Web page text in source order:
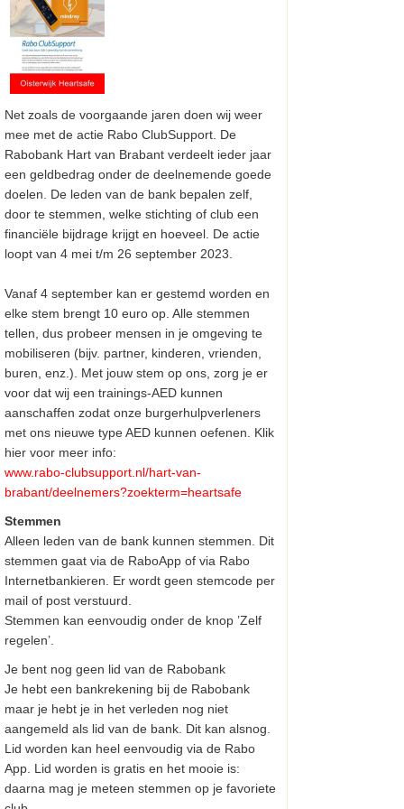
Net zoals de voorgaande jaren doen wij weer
mee met de actie Rabo ClubSupport. De
Rabobank Hart van Brabant verdeelt ieder jaar
een geldbedrag onder de deelnemende goede
doelen. De leden van de bank bepalen zelf,
door te stemmen, welke stichting of club een
financiële bijdrage krijgt en hoeveel. De actie
loopt van 4 mei t/m 26 september 2023.
Vanaf 4 september kan er gestemd worden en
elke stem brengt 10 euro op. Alle stemmen
tellen, dus probeer mensen in je omgeving te
mobiliseren (bijv. partner, kinderen, vrienden,
buren, enz.). Met jouw stem op ons, zorg je er
voor dat wij een trainings-AED kunnen
aanschaffen zodat onze burgerhulpverleners
met ons nieuwe type AED kunnen oefenen. Klik
hier voor meer info:
www.rabo-clubsupport.nl/hart-van-
brabant/deelnemers?zoekterm=heartsafe
Stemmen
Alleen leden van de bank kunnen stemmen. Dit
stemmen gaat via de RaboApp of via Rabo
Internetbankieren. Er wordt geen stemcode per
mail of post verstuurd.
Stemmen kan eenvoudig onder de knop ’Zelf
regelen’.
Je bent nog geen lid van de Rabobank
Je hebt een bankrekening bij de Rabobank
maar je hebt je in het verleden nog niet
aangemeld als lid van de bank. Dit kan alsnog.
Lid worden kan heel eenvoudig via de Rabo
App. Lid worden is gratis en het mooie is:
daarna mag je meteen stemmen op je favoriete